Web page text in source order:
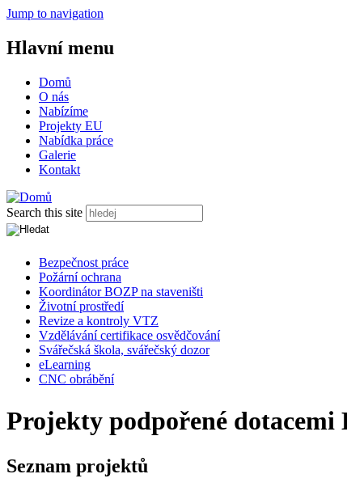
Jump to navigation
Hlavní menu
Domů
O nás
Nabízíme
Projekty EU
Nabídka práce
Galerie
Kontakt
Search this site
Bezpečnost práce
Požární ochrana
Koordinátor BOZP na staveništi
Životní prostředí
Revize a kontroly VTZ
Vzdělávání certifikace osvědčování
Svářečská škola, svářečský dozor
eLearning
CNC obrábění
Projekty podpořené
Seznam projektů